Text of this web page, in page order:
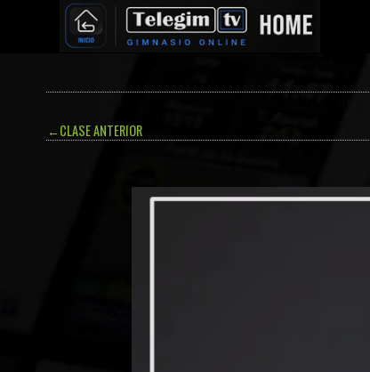
←CLASE ANTERIOR